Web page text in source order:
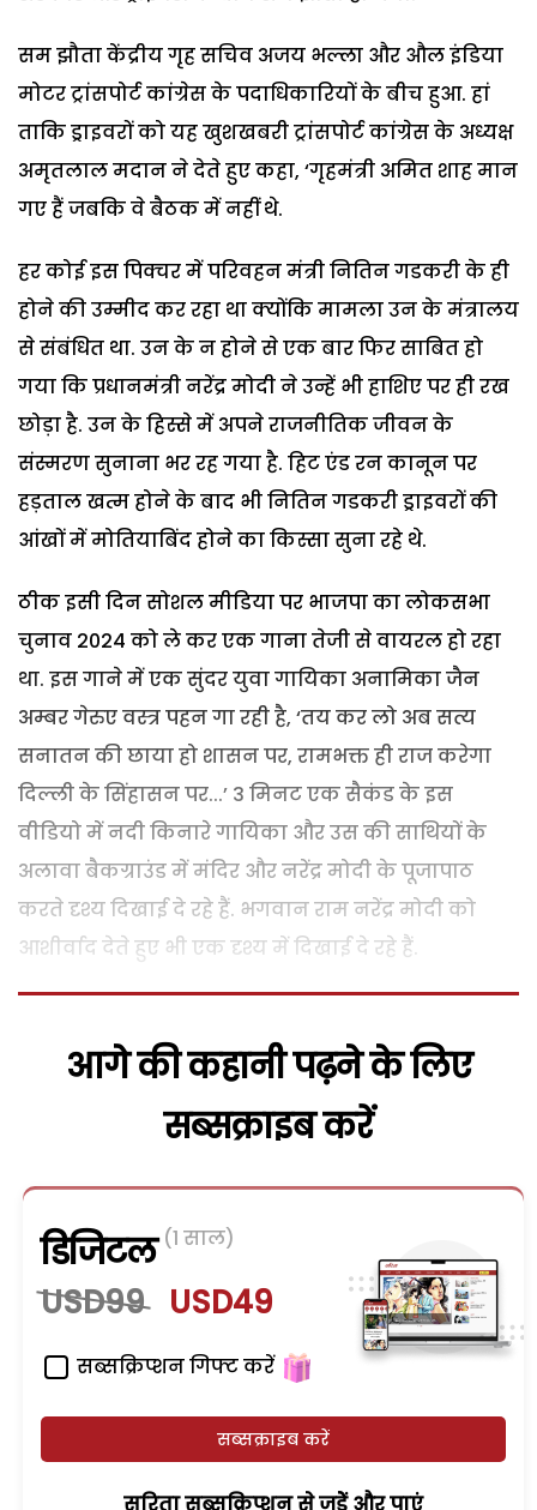
सम झौता केंद्रीय गृह सचिव अजय भल्ला और औल इंडिया
मोटर ट्रांसपोर्ट कांग्रेस के पदाधिकारियों के बीच हुआ. हां
ताकि ड्राइवरों को यह खुशखबरी ट्रांसपोर्ट कांग्रेस के अध्यक्ष
अमृतलाल मदान ने देते हुए कहा, ‘गृहमंत्री अमित शाह मान
गए हैं जबकि वे बैठक में नहीं थे.
हर कोई इस पिक्चर में परिवहन मंत्री नितिन गडकरी के ही
होने की उम्मीद कर रहा था क्योंकि मामला उन के मंत्रालय
से संबंधित था. उन के न होने से एक बार फिर साबित हो
गया कि प्रधानमंत्री नरेंद्र मोदी ने उन्हें भी हाशिए पर ही रख
छोड़ा है. उन के हिस्से में अपने राजनीतिक जीवन के
संस्मरण सुनाना भर रह गया है. हिट एंड रन कानून पर
हड़ताल खत्म होने के बाद भी नितिन गडकरी ड्राइवरों की
आंखों में मोतियाबिंद होने का किस्सा सुना रहे थे.
ठीक इसी दिन सोशल मीडिया पर भाजपा का लोकसभा
चुनाव 2024 को ले कर एक गाना तेजी से वायरल हो रहा
था. इस गाने में एक सुंदर युवा गायिका अनामिका जैन
अम्बर गेरुए वस्त्र पहन गा रही है, ‘तय कर लो अब सत्य
सनातन की छाया हो शासन पर, रामभक्त ही राज करेगा
दिल्ली के सिंहासन पर...’ 3 मिनट एक सैकंड के इस
वीडियो में नदी किनारे गायिका और उस की साथियों के
अलावा बैकग्राउंड में मंदिर और नरेंद्र मोदी के पूजापाठ
करते दृश्य दिखाई दे रहे हैं. भगवान राम नरेंद्र मोदी को
आशीर्वाद देते हुए भी एक दृश्य में दिखाई दे रहे हैं.
आगे की कहानी पढ़ने के लिए
सब्सक्राइब करें
डिजिटल (1 साल)
USD99 USD49
सब्सक्रिप्शन गिफ्ट करें
सब्सक्राइब करें
सरिता सब्सक्रिप्शन से जुड़ेें और पाएं